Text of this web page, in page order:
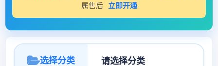
属售后 立即开通
选择分类